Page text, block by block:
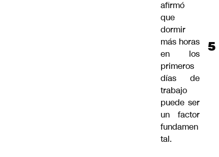
afirmó
que
dormir
más horas
en los
primeros
días de
trabajo
puede ser
un factor
fundamen
tal.